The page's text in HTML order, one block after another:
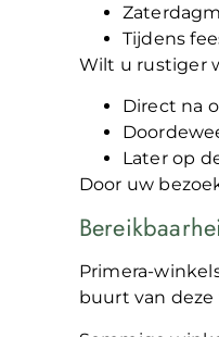
Tijdens
Wilt u rustiger
Direct na
Later op
Door uw
Primera-
buurt van deze